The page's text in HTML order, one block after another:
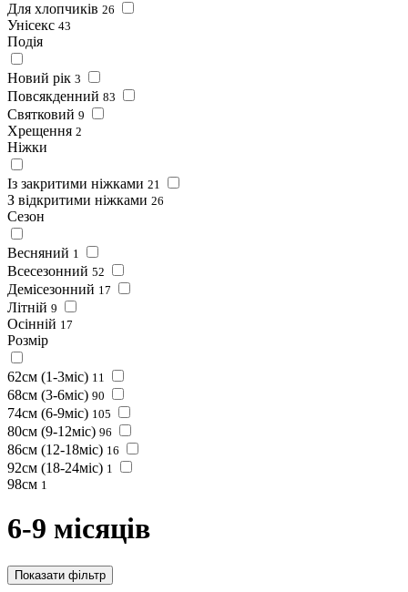
Для хлопчиків 26
Унісекс 43
Подія
Новий рік 3
Повсякденний 83
Святковий 9
Хрещення 2
Ніжки
Із закритими ніжками 21
З відкритими ніжками 26
Сезон
Весняний 1
Всесезонний 52
Демісезонний 17
Літній 9
Осінній 17
Розмір
62см (1-3міс) 11
68см (3-6міс) 90
74см (6-9міс) 105
80см (9-12міс) 96
86см (12-18міс) 16
92см (18-24міс) 1
98см 1
6-9 місяців
Показати фільтр